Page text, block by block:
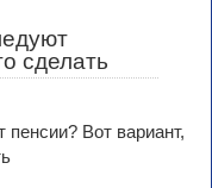
сделать